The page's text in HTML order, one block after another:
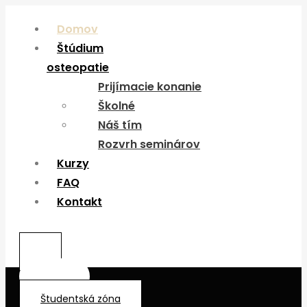
Menu
Domov
Štúdium
osteopatie
Prijímacie konanie
Školné
Náš tím
Rozvrh seminárov
Kurzy
FAQ
Kontakt
0,00€
Študentská zóna